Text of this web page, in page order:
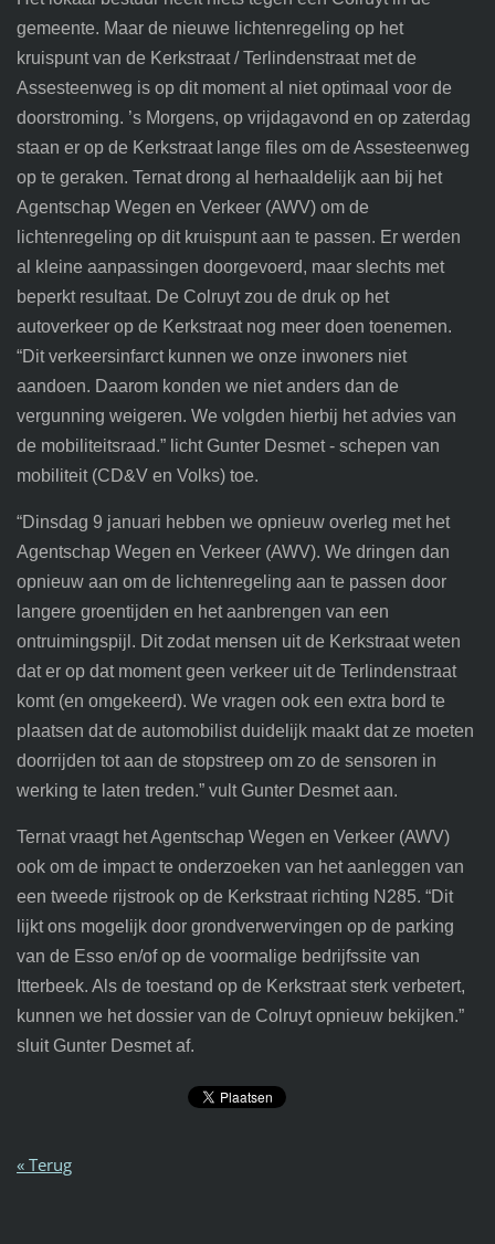
gemeente. Maar de nieuwe lichtenregeling op het
kruispunt van de Kerkstraat / Terlindenstraat met de
Assesteenweg is op dit moment al niet optimaal voor de
doorstroming. ’s Morgens, op vrijdagavond en op zaterdag
staan er op de Kerkstraat lange files om de Assesteenweg
op te geraken. Ternat drong al herhaaldelijk aan bij het
Agentschap Wegen en Verkeer (AWV) om de
lichtenregeling op dit kruispunt aan te passen. Er werden
al kleine aanpassingen doorgevoerd, maar slechts met
beperkt resultaat. De Colruyt zou de druk op het
autoverkeer op de Kerkstraat nog meer doen toenemen.
“Dit verkeersinfarct kunnen we onze inwoners niet
aandoen. Daarom konden we niet anders dan de
vergunning weigeren. We volgden hierbij het advies van
de mobiliteitsraad.” licht Gunter Desmet - schepen van
mobiliteit (CD&V en Volks) toe.
“Dinsdag 9 januari hebben we opnieuw overleg met het
Agentschap Wegen en Verkeer (AWV). We dringen dan
opnieuw aan om de lichtenregeling aan te passen door
langere groentijden en het aanbrengen van een
ontruimingspijl. Dit zodat mensen uit de Kerkstraat weten
dat er op dat moment geen verkeer uit de Terlindenstraat
komt (en omgekeerd). We vragen ook een extra bord te
plaatsen dat de automobilist duidelijk maakt dat ze moeten
doorrijden tot aan de stopstreep om zo de sensoren in
werking te laten treden.” vult Gunter Desmet aan.
Ternat vraagt het Agentschap Wegen en Verkeer (AWV)
ook om de impact te onderzoeken van het aanleggen van
een tweede rijstrook op de Kerkstraat richting N285. “Dit
lijkt ons mogelijk door grondverwervingen op de parking
van de Esso en/of op de voormalige bedrijfssite van
Itterbeek. Als de toestand op de Kerkstraat sterk verbetert,
kunnen we het dossier van de Colruyt opnieuw bekijken.”
sluit Gunter Desmet af.
« Terug